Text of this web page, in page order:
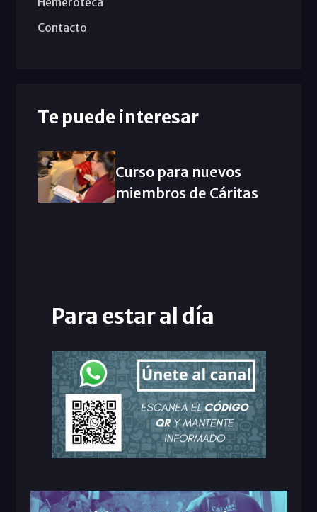
Contacto
Te puede interesar
Curso para nuevos
miembros de Cáritas
Para estar al día